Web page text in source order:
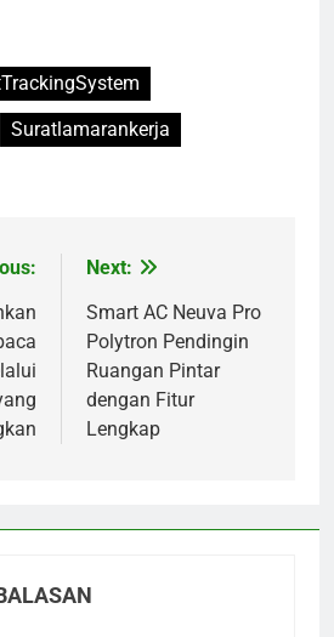
Suratlamarankerja
Next:
Smart AC Neuva Pro
Polytron Pendingin
Ruangan Pintar
dengan Fitur
Lengkap